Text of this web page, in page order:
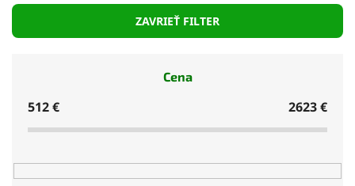
ZAVRIEŤ FILTER
Cena
512€ 2623€